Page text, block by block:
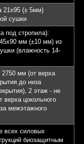
21х95 (± 5мм)
сушки
под стропила):
мм (±10 мм) из
(влажность 14-
мм (от верха
до низа
2 этаж - не
верха цокольного
межэтажного
всех силовых
биозащитным